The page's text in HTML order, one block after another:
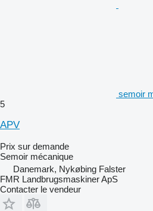
semoir
5
APV
Prix sur demande
Semoir mécanique
Danemark, Nykøbing Falster
FMR Landbrugsmaskiner ApS
Contacter le vendeur